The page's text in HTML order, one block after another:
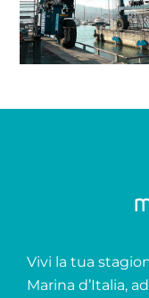
Vivi la tua
Marina d’Italia,